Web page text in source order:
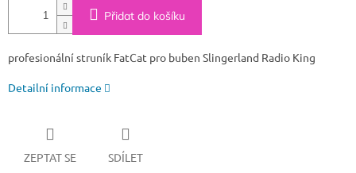
Přidat do košíku
profesionální struník FatCat pro buben Slingerland Radio King
Detailní informace
ZEPTAT SE SDÍLET